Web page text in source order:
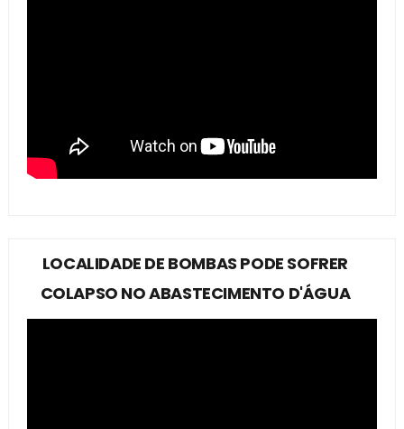
LOCALIDADE DE BOMBAS PODE SOFRER
COLAPSO NO ABASTECIMENTO D'ÁGUA